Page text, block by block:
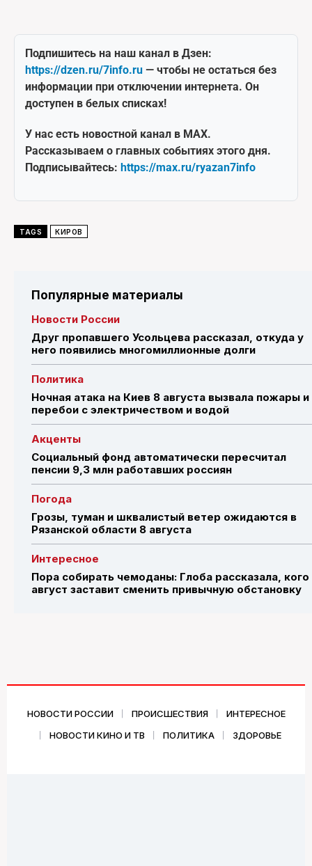
Подпишитесь на наш канал в Дзен:
https://dzen.ru/7info.ru — чтобы не остаться без
информации при отключении интернета. Он
доступен в белых списках!
У нас есть новостной канал в MAX.
Рассказываем о главных событиях этого дня.
Подписывайтесь: https://max.ru/ryazan7info
TAGS КИРОВ
Популярные материалы
Новости России
Друг пропавшего Усольцева рассказал, откуда у
него появились многомиллионные долги
Политика
Ночная атака на Киев 8 августа вызвала пожары и
перебои с электричеством и водой
Акценты
Социальный фонд автоматически пересчитал
пенсии 9,3 млн работавших россиян
Погода
Грозы, туман и шквалистый ветер ожидаются в
Рязанской области 8 августа
Интересное
Пора собирать чемоданы: Глоба рассказала, кого
август заставит сменить привычную обстановку
НОВОСТИ РОССИИ ПРОИСШЕСТВИЯ
ИНТЕРЕСНОЕ
НОВОСТИ КИНО И ТВ
ПОЛИТИКА ЗДОРОВЬЕ